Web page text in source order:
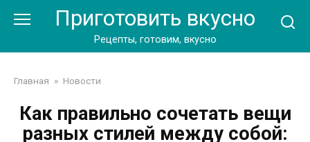
Приготовить вкусно
Рецепты, готовим, вкусно
Главная » Новости
Как правильно сочетать вещи
разных стилей между собой: